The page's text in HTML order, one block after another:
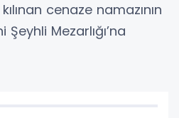
cenaze namazının
Mezarlığı’na